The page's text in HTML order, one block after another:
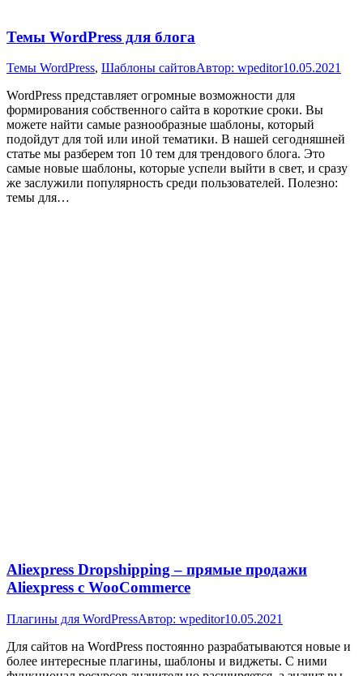
Темы WordPress для блога
Темы WordPress, Шаблоны сайтовАвтор: wpeditor10.05.2021
WordPress представляет огромные возможности для
формирования собственного сайта в короткие сроки. Вы
можете найти самые разнообразные шаблоны, который
подойдут для той или иной тематики. В нашей сегодняшней
статье мы разберем топ 10 тем для трендового блога. Это
самые новые шаблоны, которые успели выйти в свет, и сразу
же заслужили популярность среди пользователей. Полезно:
темы для…
Aliexpress Dropshipping – прямые продажи
Aliexpress с WooCommerce
Плагины для WordPressАвтор: wpeditor10.05.2021
Для сайтов на WordPress постоянно разрабатываются новые и
более интересные плагины, шаблоны и виджеты. С ними